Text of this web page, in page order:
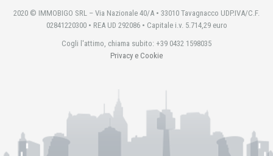
2020 © IMMOBIGO SRL – Via Nazionale 40/A • 33010 Tavagnacco UDP.IVA/C.F.
02841220300 • REA UD 292086 • Capitale i.v. 5.714,29 euro
Cogli l'attimo, chiama subito: +39 0432 1598035
Privacy e Cookie